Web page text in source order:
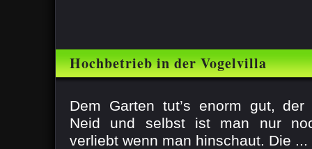
Hochbetrieb in der Vogelvilla
Dem Garten tut’s enorm gut,
Neid und selbst ist man nur
verliebt wenn man hinschaut. Die ...